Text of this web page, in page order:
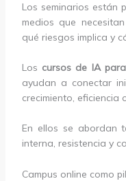
Los seminarios están
medios que
qué riesgos implica y
Los cursos de IA
ayudan a conectar
crecimiento, eficiencia
En ellos se abordan
interna, resistencia y
Campus online como